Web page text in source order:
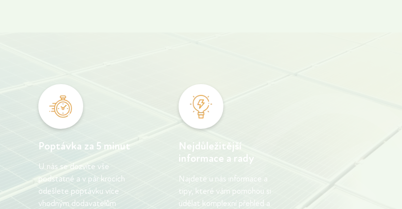
Poptávka za 5 minut
U nás se dozvíte vše
podstatné a v pár krocích
odešlete poptávku více
vhodným dodavatelům
Nejdůležitější
informace a rady
Najdete u nás informace a
tipy, které vám pomohou si
udělat komplexní přehled a